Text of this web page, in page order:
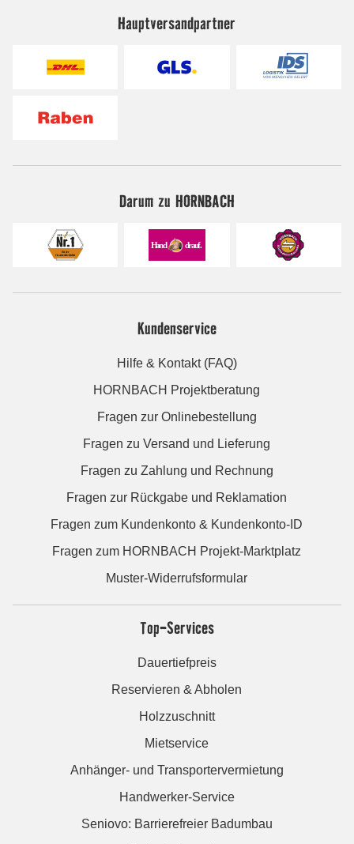
Hauptversandpartner
Darum zu HORNBACH
Kundenservice
Hilfe & Kontakt (FAQ)
HORNBACH Projektberatung
Fragen zur Onlinebestellung
Fragen zu Versand und Lieferung
Fragen zu Zahlung und Rechnung
Fragen zur Rückgabe und Reklamation
Fragen zum Kundenkonto & Kundenkonto-ID
Fragen zum HORNBACH Projekt-Marktplatz
Muster-Widerrufsformular
Top-Services
Dauertiefpreis
Reservieren & Abholen
Holzzuschnitt
Mietservice
Anhänger- und Transportervermietung
Handwerker-Service
Seniovo: Barrierefreier Badumbau